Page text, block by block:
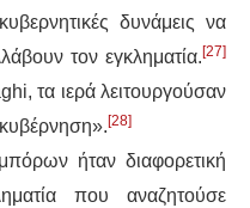
δυνάμεις να
τον εγκληματία. [27]
τα ιερά λειτουργούσαν
[28]
ήταν διαφορετική
που αναζητούσε